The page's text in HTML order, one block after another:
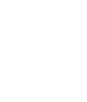
über